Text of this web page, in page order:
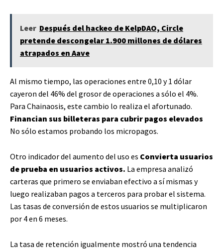
Leer Después del hackeo de KelpDAO, Circle
pretende descongelar 1.900 millones de dólares
atrapados en Aave
Al mismo tiempo, las operaciones entre 0,10 y 1 dólar
cayeron del 46% del grosor de operaciones a sólo el 4%.
Para Chainaosis, este cambio lo realiza el afortunado.
Financian sus billeteras para cubrir pagos elevados
No sólo estamos probando los micropagos.
Otro indicador del aumento del uso es Convierta usuarios
de prueba en usuarios activos. La empresa analizó
carteras que primero se enviaban efectivo a sí mismas y
luego realizaban pagos a terceros para probar el sistema.
Las tasas de conversión de estos usuarios se multiplicaron
por 4 en 6 meses.
La tasa de retención igualmente mostró una tendencia